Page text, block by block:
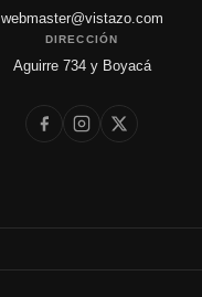
webmaster@vistazo.com
DIRECCIÓN
Aguirre 734 y Boyacá